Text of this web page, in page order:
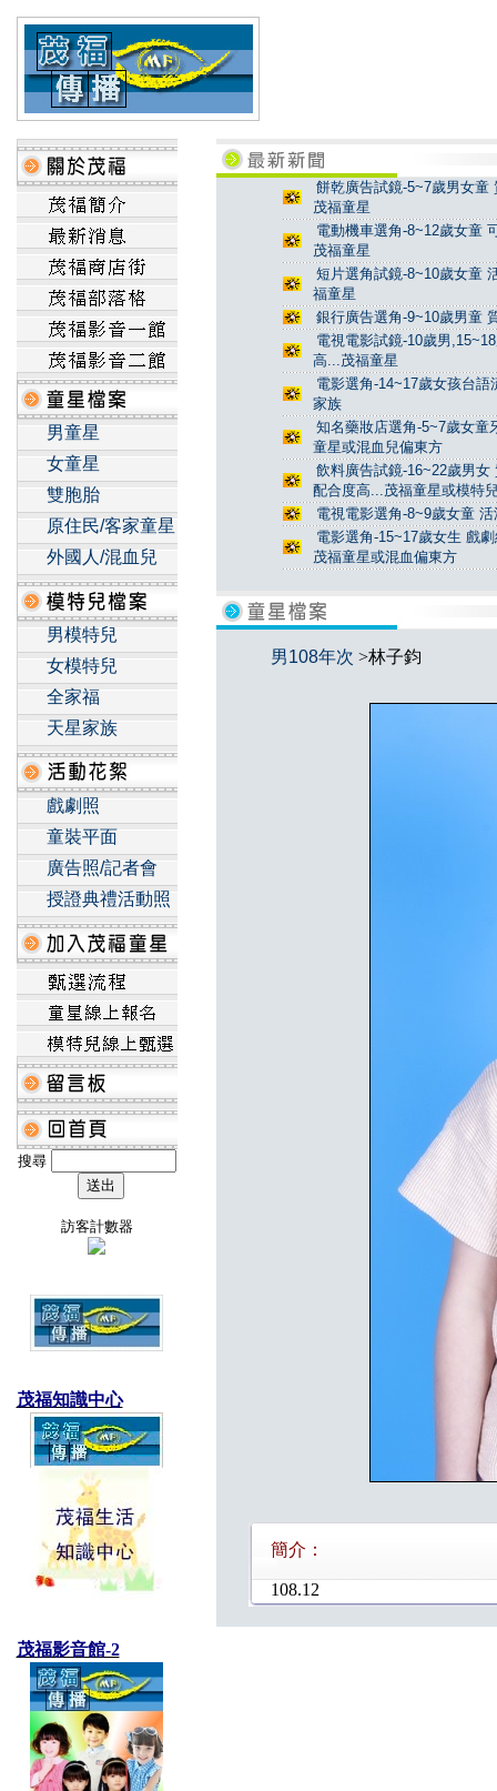
男童星
女童星
雙胞胎
原住民/客家童星
外國人/混血兒
男模特兒
女模特兒
全家福
天星家族
戲劇照
童裝平面
廣告照/記者會
授證典禮活動照
搜尋
訪客計數器
茂福知識中心
茂福影音館-2
餅乾廣告試鏡-5~7歲男女
茂福童星
電動機車選角-8~12歲女童
茂福童星
短片選角試鏡-8~10歲女童
福童星
銀行廣告選角-9~10歲男童
電視電影試鏡-10歲男
高...茂福童星
電影選角-14~17歲女孩台
家族
知名藥妝店選角-5~7歲女童
童星或混血兒偏東方
飲料廣告試鏡-16~22歲男
配合度高...茂福童星或模特
電視電影選角-8~9歲女童
電影選角-15~17歲女生 戲
茂福童星或混血偏東方
男108年次 >林子鈞
簡介：
108.12